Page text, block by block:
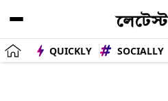
QUICKLY SOCIALLY